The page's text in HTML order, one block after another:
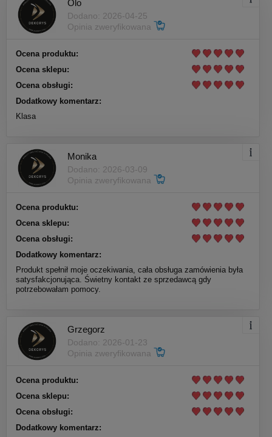
Olo
Dodano: 2026-04-25
Opinia zweryfikowana
Ocena produktu:
Ocena sklepu:
Ocena obsługi:
Dodatkowy komentarz:
Klasa
Monika
Dodano: 2026-03-09
Opinia zweryfikowana
Ocena produktu:
Ocena sklepu:
Ocena obsługi:
Dodatkowy komentarz:
Produkt spełnił moje oczekiwania, cała obsługa zamówienia była
satysfakcjonująca. Świetny kontakt ze sprzedawcą gdy
potrzebowałam pomocy.
Grzegorz
Dodano: 2026-01-23
Opinia zweryfikowana
Ocena produktu:
Ocena sklepu:
Ocena obsługi:
Dodatkowy komentarz: